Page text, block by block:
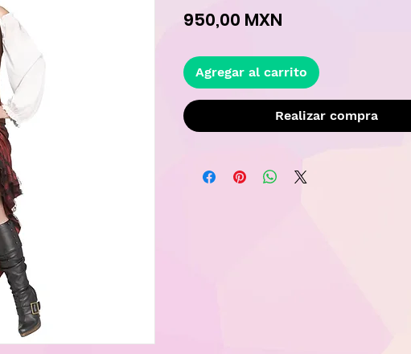
950,00 MXN
Agregar al carrito
Realizar compra